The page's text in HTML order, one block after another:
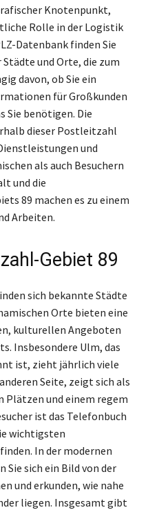
Knotenpunkt,
Rolle in der Logistik
Datenbank finden Sie
und Orte, die zum
davon, ob Sie ein
für Großkunden
Sie benötigen. Die
dieser Postleitzahl
und
als auch Besuchern
und die
89 machen es zu einem
Arbeiten.
Gebiet 89
sich bekannte Städte
Orte bieten eine
kulturellen Angeboten
Insbesondere Ulm, das
ist, zieht jährlich viele
Seite, zeigt sich als
und einem regem
ist das Telefonbuch
wichtigsten
In der modernen
Sie sich ein Bild von der
und erkunden, wie nahe
liegen. Insgesamt gibt